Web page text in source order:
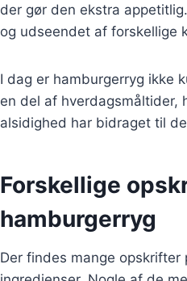
der gør den ekstra
og udseendet af forskellige
I dag er hamburgerryg ikke
en del af hverdagsmåltider,
alsidighed har bidraget til
Forskellige
hamburgerryg
Der findes mange